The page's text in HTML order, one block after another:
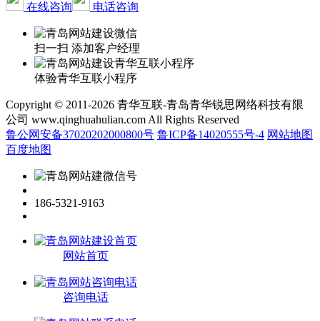
在线咨询
电话咨询
扫一扫 添加客户经理
体验青华互联小程序
Copyright © 2011-2026 青华互联-青岛青华锐思网络科技有限
公司 www.qinghuahulian.com All Rights Reserved
鲁公网安备37020202000800号 鲁ICP备14020555号-4 网站地图
百度地图
186-5321-9163
网站首页
咨询电话